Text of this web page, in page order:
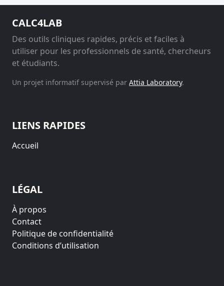
CALC4LAB
Des outils cliniques rapides, précis et faciles à
utiliser pour les professionnels de santé, chercheurs
et étudiants.
Un projet informatif supervisé par Attia Laboratory.
LIENS RAPIDES
Accueil
LÉGAL
À propos
Contact
Politique de confidentialité
Conditions d’utilisation